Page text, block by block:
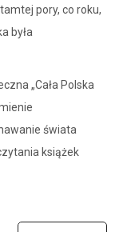
pory, co roku,
była
„Cała Polska
świata
książek